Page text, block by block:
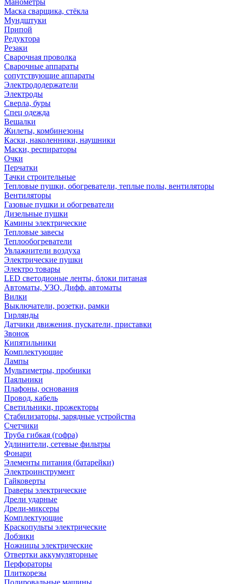
Манометры
Маска сварщика, стёкла
Мундштуки
Припой
Редуктора
Резаки
Сварочная проволка
Сварочные аппараты
сопутствующие аппараты
Электрододержатели
Электроды
Сверла, буры
Спец одежда
Вешалки
Жилеты, комбинезоны
Каски, наколенники, наушники
Маски, респираторы
Очки
Перчатки
Тачки строительные
Тепловые пушки, обогреватели, теплые полы, вентиляторы
Вентиляторы
Газовые пушки и обогреватели
Дизельные пушки
Камины электрические
Тепловые завесы
Теплообогреватели
Увлажнители воздуха
Электрические пушки
Электро товары
LED светодионые ленты, блоки питаная
Автоматы, УЗО, Дифф. автоматы
Вилки
Выключатели, розетки, рамки
Гирлянды
Датчики движения, пускатели, приставки
Звонок
Кипятильники
Комплектующие
Лампы
Мультиметры, пробники
Паяльники
Плафоны, основания
Провод, кабель
Светильники, прожекторы
Стабилизаторы, зарядные устройства
Счетчики
Труба гибкая (гофра)
Удлинители, сетевые фильтры
Фонари
Элементы питания (батарейки)
Электроинструмент
Гайковерты
Граверы электрические
Дрели ударные
Дрели-миксеры
Комплектующие
Краскопульты электрические
Лобзики
Ножницы электрические
Отвертки аккумуляторные
Перфораторы
Плиткорезы
Полировальные машины